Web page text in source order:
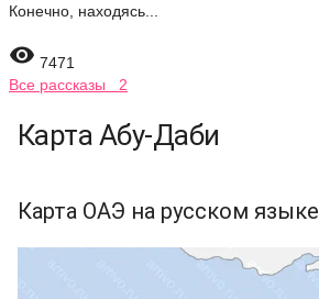
Конечно, находясь...
 7471
Все рассказы 2
Карта Абу-Даби
Карта ОАЭ на русском языке